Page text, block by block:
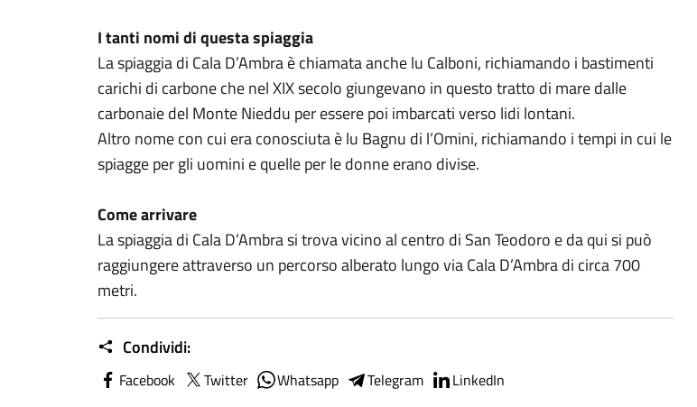
I tanti nomi di questa spiaggia
La spiaggia di Cala D’Ambra è chiamata anche lu Calboni, richiamando i bastimenti
carichi di carbone che nel XIX secolo giungevano in questo tratto di mare dalle
carbonaie del Monte Nieddu per essere poi imbarcati verso lidi lontani.
Altro nome con cui era conosciuta è lu Bagnu di l’Omini, richiamando i tempi in cui le
spiagge per gli uomini e quelle per le donne erano divise.
Come arrivare
La spiaggia di Cala D’Ambra si trova vicino al centro di San Teodoro e da qui si può
raggiungere attraverso un percorso alberato lungo via Cala D’Ambra di circa 700
metri.
Condividi:
Facebook Twitter Whatsapp Telegram LinkedIn